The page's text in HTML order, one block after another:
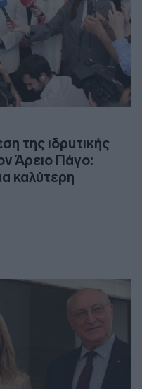
της ιδρυτικής
Άρειο Πάγο:
καλύτερη